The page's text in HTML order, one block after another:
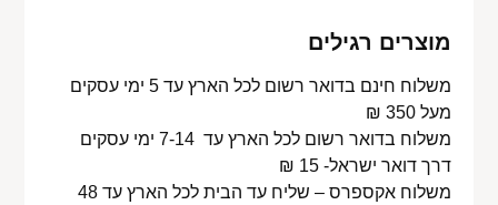
מוצרים רגילים
משלוח חינם בדואר רשום לכל הארץ עד 5 ימי עסקים
מעל 350 ₪
משלוח בדואר רשום לכל הארץ עד 7-14 ימי עסקים
דרך דואר ישראל- 15 ₪
משלוח אקספרס – שליח עד הבית לכל הארץ עד 48